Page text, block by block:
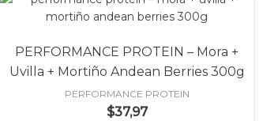
PERFORMANCE PROTEIN – Mora +
Uvilla + Mortiño Andean Berries 300g
PERFORMANCE PROTEIN
$37,97